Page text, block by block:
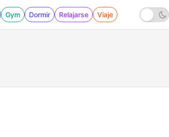
Gym Dormir Relajarse Viaje